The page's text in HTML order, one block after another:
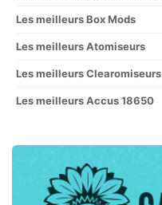
Les meilleurs Box Mods
Les meilleurs Atomiseurs
Les meilleurs Clearomiseurs
Les meilleurs Accus 18650